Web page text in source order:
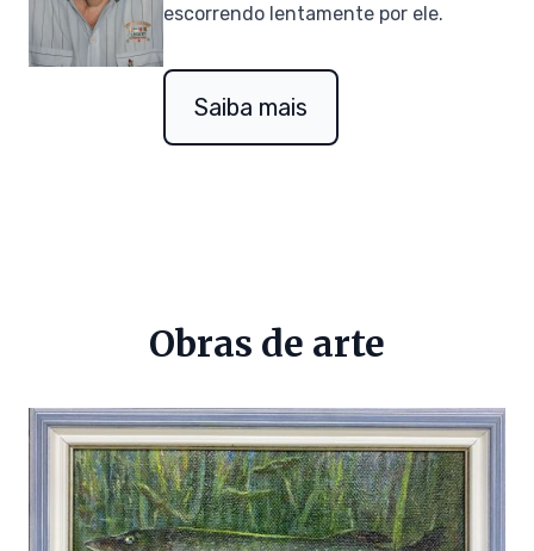
escorrendo lentamente por ele.
Saiba mais
Obras de arte